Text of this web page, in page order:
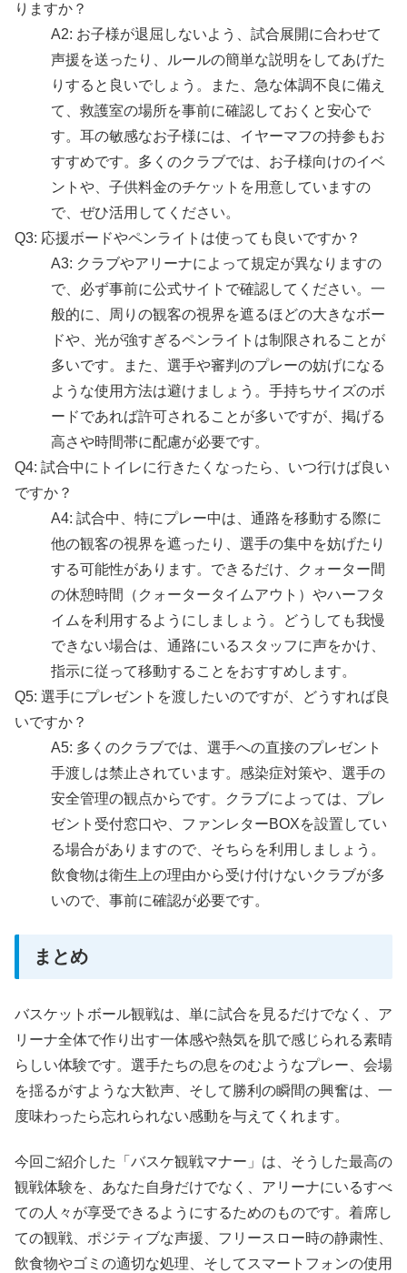
りますか？
A2: お子様が退屈しないよう、試合展開に合わせて
声援を送ったり、ルールの簡単な説明をしてあげた
りすると良いでしょう。また、急な体調不良に備え
て、救護室の場所を事前に確認しておくと安心で
す。耳の敏感なお子様には、イヤーマフの持参もお
すすめです。多くのクラブでは、お子様向けのイベ
ントや、子供料金のチケットを用意していますの
で、ぜひ活用してください。
Q3: 応援ボードやペンライトは使っても良いですか？
A3: クラブやアリーナによって規定が異なりますの
で、必ず事前に公式サイトで確認してください。一
般的に、周りの観客の視界を遮るほどの大きなボー
ドや、光が強すぎるペンライトは制限されることが
多いです。また、選手や審判のプレーの妨げになる
ような使用方法は避けましょう。手持ちサイズのボ
ードであれば許可されることが多いですが、掲げる
高さや時間帯に配慮が必要です。
Q4: 試合中にトイレに行きたくなったら、いつ行けば良い
ですか？
A4: 試合中、特にプレー中は、通路を移動する際に
他の観客の視界を遮ったり、選手の集中を妨げたり
する可能性があります。できるだけ、クォーター間
の休憩時間（クォータータイムアウト）やハーフタ
イムを利用するようにしましょう。どうしても我慢
できない場合は、通路にいるスタッフに声をかけ、
指示に従って移動することをおすすめします。
Q5: 選手にプレゼントを渡したいのですが、どうすれば良
いですか？
A5: 多くのクラブでは、選手への直接のプレゼント
手渡しは禁止されています。感染症対策や、選手の
安全管理の観点からです。クラブによっては、プレ
ゼント受付窓口や、ファンレターBOXを設置してい
る場合がありますので、そちらを利用しましょう。
飲食物は衛生上の理由から受け付けないクラブが多
いので、事前に確認が必要です。
まとめ
バスケットボール観戦は、単に試合を見るだけでなく、ア
リーナ全体で作り出す一体感や熱気を肌で感じられる素晴
らしい体験です。選手たちの息をのむようなプレー、会場
を揺るがすような大歓声、そして勝利の瞬間の興奮は、一
度味わったら忘れられない感動を与えてくれます。
今回ご紹介した「バスケ観戦マナー」は、そうした最高の
観戦体験を、あなた自身だけでなく、アリーナにいるすべ
ての人々が享受できるようにするためのものです。着席し
ての観戦、ポジティブな声援、フリースロー時の静粛性、
飲食物やゴミの適切な処理、そしてスマートフォンの使用